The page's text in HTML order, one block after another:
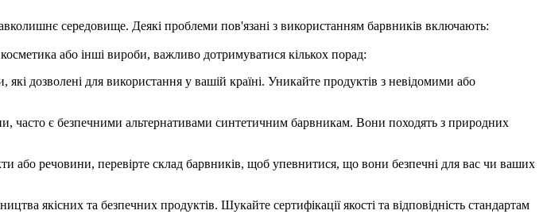
середовище. Деякі проблеми пов'язані з використанням барвників включають:
або інші вироби, важливо дотримуватися кількох порад:
дозволені для використання у вашій країні. Уникайте продуктів з невідомими або
часто є безпечними альтернативами синтетичним барвникам. Вони походять з природних
або речовини, перевірте склад барвників, щоб упевнитися, що вони безпечні для вас чи ваших
якісних та безпечних продуктів. Шукайте сертифікації якості та відповідність стандартам